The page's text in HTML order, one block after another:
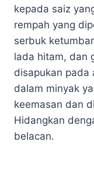
kepada saiz
rempah yang
serbuk
lada hitam, dan
disapukan pada
dalam minyak
keemasan dan
Hidangkan
belacan.